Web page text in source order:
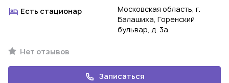
Есть стационар
Московская область, г.
Балашиха, Горенский
бульвар, д. 3а
Нет отзывов
Записаться